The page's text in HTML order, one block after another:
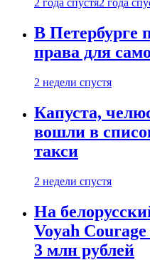
2 года спустя2 года
В Петербурге
права для
2 недели спустя
Капуста,
вошли в
такси
2 недели спустя
На
Voyah
3 млн рублей